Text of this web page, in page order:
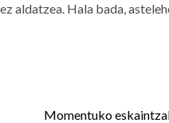
aldatzea. Hala bada,
Momentuko